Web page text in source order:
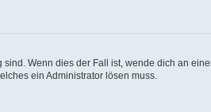
Wenn dies der Fall ist, wende dich an
ein Administrator lösen muss.